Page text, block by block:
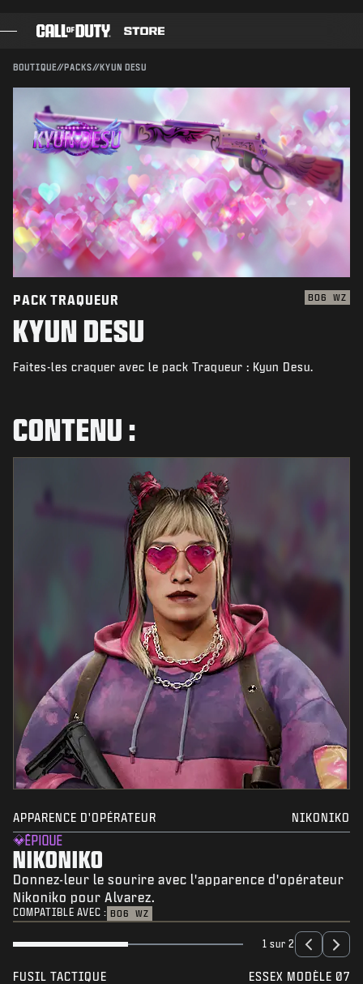
PASSE DE COMBAT
BLACK CELL
POINTS COD
BOUTIQUE D'ÉQUIPEMENT
COMBAT BUILDS
JEUX
ACTUS
ESPORTS
S'INSCRIRE
BOUTIQUE//PACKS//KYUN DESU
Compatible avec :
CONFIRMER L'ACHAT
ANNULER
Activision peut mettre à jour, remplacer ou supprimer
ce contenu en jeu à tout moment.
PACK TRAQUEUR BO6 WZ
KYUN DESU
Faites-les craquer avec le pack Traqueur : Kyun Desu.
CONTENU :
APPARENCE D'OPÉRATEUR NIKONIKO
ÉPIQUE
NIKONIKO
Donnez-leur le sourire avec l'apparence d'opérateur
Nikoniko pour Alvarez.
COMPATIBLE AVEC : BO6 WZ
1 sur 2
FUSIL TACTIQUE ESSEX MODÈLE 07